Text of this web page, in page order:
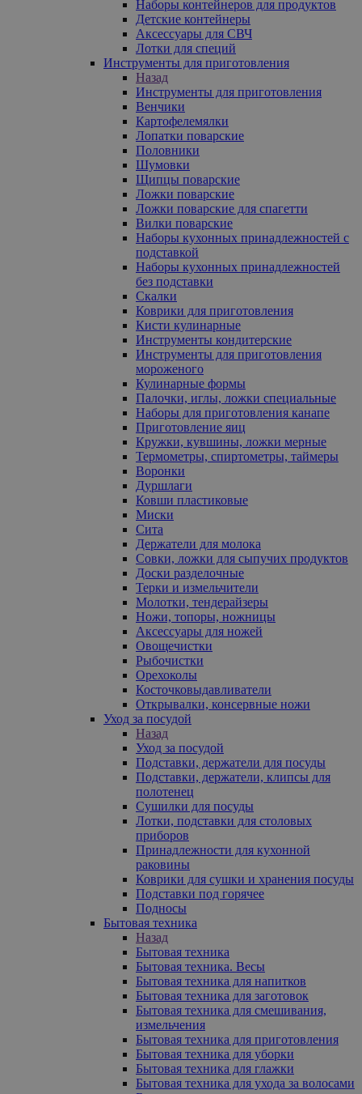
Наборы контейнеров для продуктов
Детские контейнеры
Аксессуары для СВЧ
Лотки для специй
Инструменты для приготовления
Назад
Инструменты для приготовления
Венчики
Картофелемялки
Лопатки поварские
Половники
Шумовки
Щипцы поварские
Ложки поварские
Ложки поварские для спагетти
Вилки поварские
Наборы кухонных принадлежностей с
подставкой
Наборы кухонных принадлежностей
без подставки
Скалки
Коврики для приготовления
Кисти кулинарные
Инструменты кондитерские
Инструменты для приготовления
мороженого
Кулинарные формы
Палочки, иглы, ложки специальные
Наборы для приготовления канапе
Приготовление яиц
Кружки, кувшины, ложки мерные
Термометры, спиртометры, таймеры
Воронки
Дуршлаги
Ковши пластиковые
Миски
Сита
Держатели для молока
Совки, ложки для сыпучих продуктов
Доски разделочные
Терки и измельчители
Молотки, тендерайзеры
Ножи, топоры, ножницы
Аксессуары для ножей
Овощечистки
Рыбочистки
Орехоколы
Косточковыдавливатели
Открывалки, консервные ножи
Уход за посудой
Назад
Уход за посудой
Подставки, держатели для посуды
Подставки, держатели, клипсы для
полотенец
Сушилки для посуды
Лотки, подставки для столовых
приборов
Принадлежности для кухонной
раковины
Коврики для сушки и хранения посуды
Подставки под горячее
Подносы
Бытовая техника
Назад
Бытовая техника
Бытовая техника. Весы
Бытовая техника для напитков
Бытовая техника для заготовок
Бытовая техника для смешивания,
измельчения
Бытовая техника для приготовления
Бытовая техника для уборки
Бытовая техника для глажки
Бытовая техника для ухода за волосами